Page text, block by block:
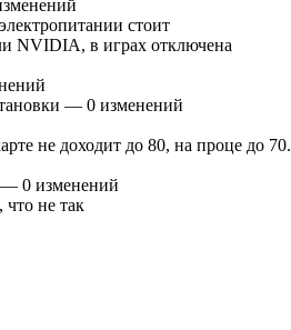
стоит
NVIDIA, в играх отключена
— 0 изменений
не доходит до 80, на проце до 70.
— 0 изменений
не так